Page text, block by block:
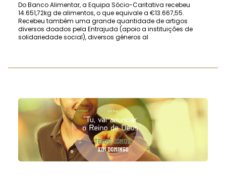
Do Banco Alimentar, a Equipa Sócio-Caritativa recebeu
14.651,72kg de alimentos, o que equivale a €13.667,55.
Recebeu também uma grande quantidade de artigos
diversos doados pela Entrajuda (apoio a instituições de
solidariedade social), diversos géneros al